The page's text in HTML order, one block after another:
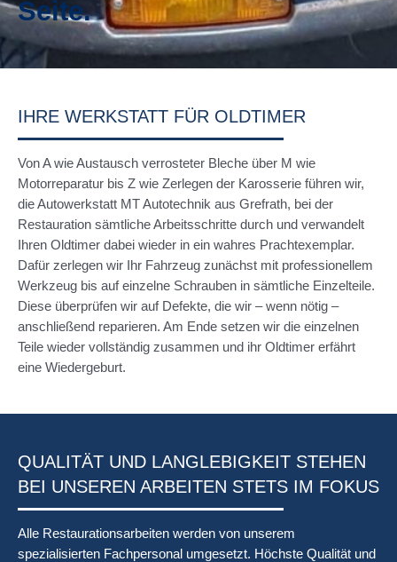
Seite.
IHRE WERKSTATT FÜR OLDTIMER
Von A wie Austausch verrosteter Bleche über M wie
Motorreparatur bis Z wie Zerlegen der Karosserie führen wir,
die Autowerkstatt MT Autotechnik aus Grefrath, bei der
Restauration sämtliche Arbeitsschritte durch und verwandelt
Ihren Oldtimer dabei wieder in ein wahres Prachtexemplar.
Dafür zerlegen wir Ihr Fahrzeug zunächst mit professionellem
Werkzeug bis auf einzelne Schrauben in sämtliche Einzelteile.
Diese überprüfen wir auf Defekte, die wir – wenn nötig –
anschließend reparieren. Am Ende setzen wir die einzelnen
Teile wieder vollständig zusammen und ihr Oldtimer erfährt
eine Wiedergeburt.
QUALITÄT UND LANGLEBIGKEIT STEHEN
BEI UNSEREN ARBEITEN STETS IM FOKUS
Alle Restaurationsarbeiten werden von unserem
spezialisierten Fachpersonal umgesetzt. Höchste Qualität und